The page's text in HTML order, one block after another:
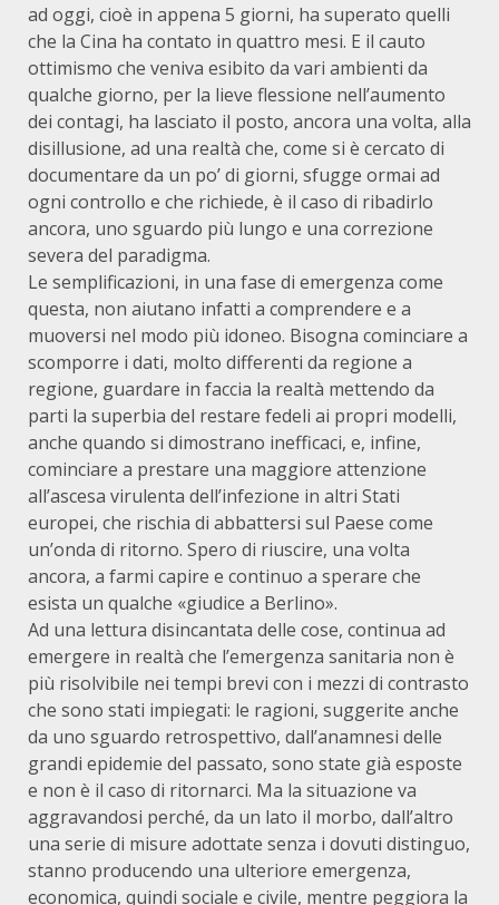
ad oggi, cioè in appena 5 giorni, ha superato quelli
che la Cina ha contato in quattro mesi. E il cauto
ottimismo che veniva esibito da vari ambienti da
qualche giorno, per la lieve flessione nell’aumento
dei contagi, ha lasciato il posto, ancora una volta, alla
disillusione, ad una realtà che, come si è cercato di
documentare da un po’ di giorni, sfugge ormai ad
ogni controllo e che richiede, è il caso di ribadirlo
ancora, uno sguardo più lungo e una correzione
severa del paradigma.
Le semplificazioni, in una fase di emergenza come
questa, non aiutano infatti a comprendere e a
muoversi nel modo più idoneo. Bisogna cominciare a
scomporre i dati, molto differenti da regione a
regione, guardare in faccia la realtà mettendo da
parti la superbia del restare fedeli ai propri modelli,
anche quando si dimostrano inefficaci, e, infine,
cominciare a prestare una maggiore attenzione
all’ascesa virulenta dell’infezione in altri Stati
europei, che rischia di abbattersi sul Paese come
un’onda di ritorno. Spero di riuscire, una volta
ancora, a farmi capire e continuo a sperare che
esista un qualche «giudice a Berlino».
Ad una lettura disincantata delle cose, continua ad
emergere in realtà che l’emergenza sanitaria non è
più risolvibile nei tempi brevi con i mezzi di contrasto
che sono stati impiegati: le ragioni, suggerite anche
da uno sguardo retrospettivo, dall’anamnesi delle
grandi epidemie del passato, sono state già esposte
e non è il caso di ritornarci. Ma la situazione va
aggravandosi perché, da un lato il morbo, dall’altro
una serie di misure adottate senza i dovuti distinguo,
stanno producendo una ulteriore emergenza,
economica, quindi sociale e civile, mentre peggiora la